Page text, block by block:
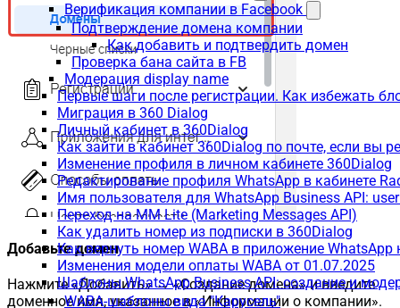
Верификация компании в Facebook
Подтверждение домена компании
Как добавить и подтвердить домен
Проверка бана сайта в FB
Модерация display name
Первые шаги после регистрации. Как избежать
Миграция в 360 Dialog
Личный кабинет в 360Dialog
Как зайти в кабинет 360Dialog по почте, если вы
Изменение профиля в личном кабинете 360Dialog
Редактирование профиля WhatsApp в кабинете
Имя пользователя для WhatsApp Business API:
Переход на MM Lite (Marketing Messages API)
Как удалить номер из подписки в 360Dialog
Как вернуть номер WABA в приложение WhatsApp
Изменения модели оплаты WABA от 01.07.2025
Шаблоны WhatsApp Business API: создание и
WABA-шаблоны вида "Карусель"
Добавьте домен
Нажмите «Добавить» → «Создание домена» и введите
доменное имя, указанное в «Информации о компании».